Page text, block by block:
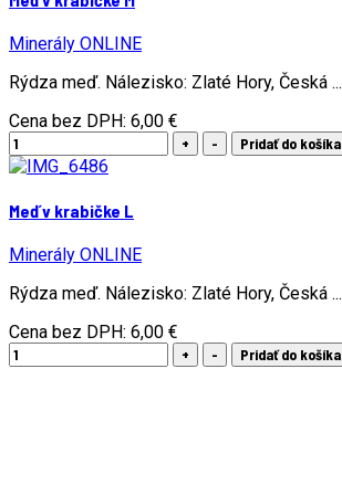
Minerály ONLINE
Rýdza meď. Nálezisko: Zlaté Hory, Česká ...
Cena bez DPH: 6,00 €
Meď v krabičke L
Minerály ONLINE
Rýdza meď. Nálezisko: Zlaté Hory, Česká ...
Cena bez DPH: 6,00 €